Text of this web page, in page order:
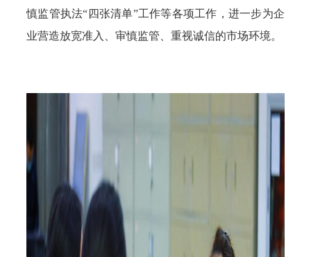
慎监管执法“四张清单”工作等各项工作，进一步为企
业营造放宽准入、审慎监管、重视诚信的市场环境。